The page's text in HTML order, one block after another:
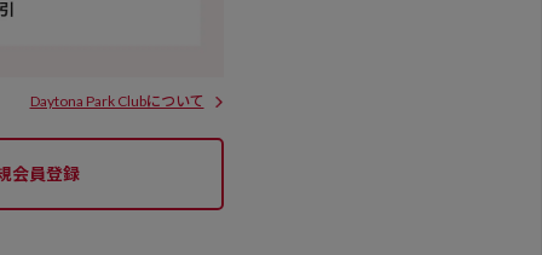
Daytona Park Clubについて
会員登録